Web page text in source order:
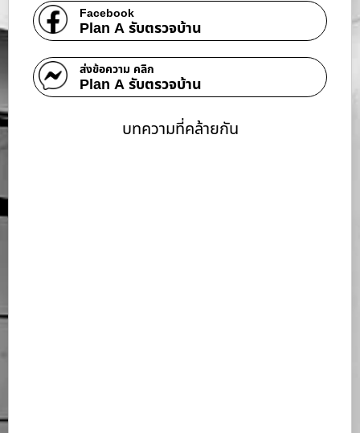
Facebook
Plan A รับตรวจบ้าน
ส่งข้อความ คลิก
Plan A รับตรวจบ้าน
บทความที่คล้ายกัน